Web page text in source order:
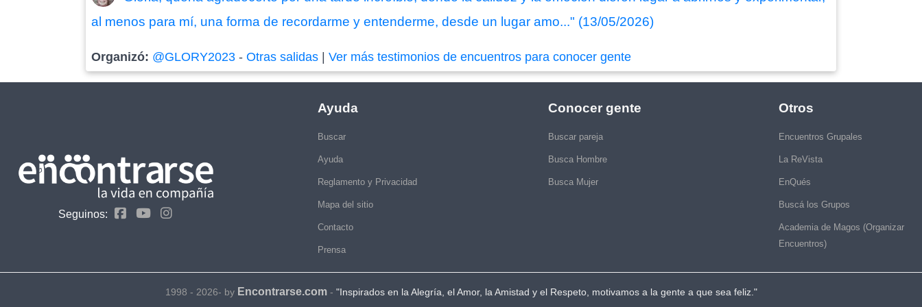
al menos para mí, una forma de recordarme y entenderme, desde un lugar amo..." (13/05/2026)
Organizó: @GLORY2023 -Otras salidas |Ver más testimonios de encuentros para conocer gente
Seguinos:
Ayuda
Buscar
Ayuda
Reglamento y Privacidad
Mapa del sitio
Contacto
Prensa
Conocer gente
Buscar pareja
Busca Hombre
Busca Mujer
Otros
Encuentros Grupales
La ReVista
EnQués
Buscá los Grupos
Academia de Magos (Organizar
Encuentros)
1998 - 2026- by Encontrarse.com- "Inspirados en la Alegría, el Amor, la Amistad y el Respeto, motivamos a la gente a que sea feliz."